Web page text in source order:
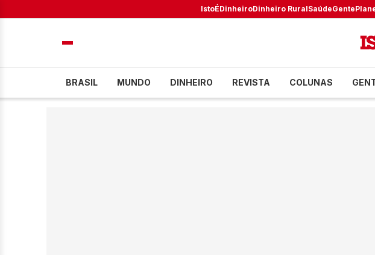
IstoÉDinheiroDinheiro RuralSaúdeGente
BRASIL MUNDO DINHEIRO REVISTA COLUNAS